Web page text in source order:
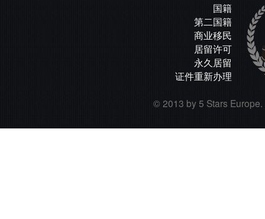
国籍
第二国籍
商业移民
居留许可
永久居留
证件重新办理
© 2013 by 5 Stars